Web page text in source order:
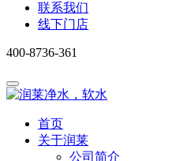
联系我们
线下门店
400-8736-361
首页
关于润莱
公司简介